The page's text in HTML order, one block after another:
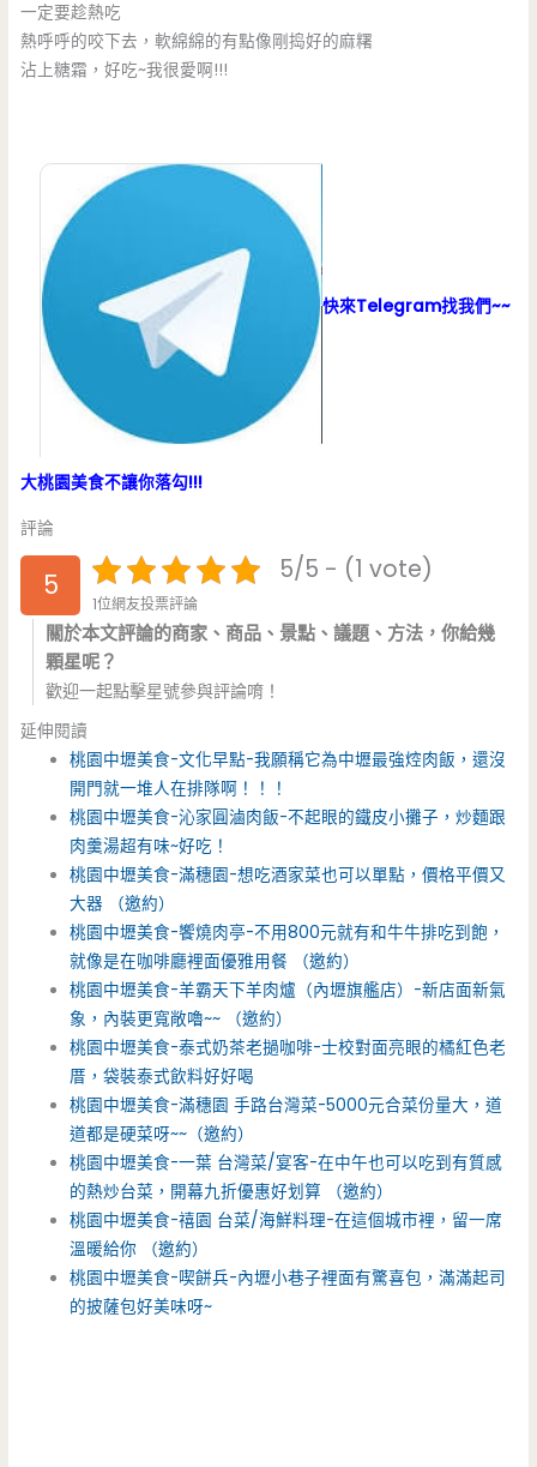
一定要趁熱吃
熱呼呼的咬下去，軟綿綿的有點像剛捣好的麻糬
沾上糖霜，好吃~我很愛啊!!!
快來Telegram找我們~~
大桃園美食不讓你落勾!!!
評論
5 5/5 - (1 vote)
1位網友投票評論
關於本文評論的商家、商品、景點、議題、方法，你給幾
顆星呢？
歡迎一起點擊星號參與評論唷！
延伸閱讀
桃園中壢美食-文化早點-我願稱它為中壢最強焢肉飯，還沒
開門就一堆人在排隊啊！！！
桃園中壢美食-沁家圓滷肉飯-不起眼的鐵皮小攤子，炒麵跟
肉羹湯超有味~好吃！
桃園中壢美食-滿穗園-想吃酒家菜也可以單點，價格平價又
大器 （邀約）
桃園中壢美食-饗燒肉亭-不用800元就有和牛牛排吃到飽，
就像是在咖啡廳裡面優雅用餐 （邀約）
桃園中壢美食-羊霸天下羊肉爐（內壢旗艦店）-新店面新氣
象，內裝更寬敞嚕~~ （邀約）
桃園中壢美食-泰式奶茶老撾咖啡-士校對面亮眼的橘紅色老
厝，袋裝泰式飲料好好喝
桃園中壢美食-滿穗園 手路台灣菜-5000元合菜份量大，道
道都是硬菜呀~~（邀約）
桃園中壢美食-一葉 台灣菜/宴客-在中午也可以吃到有質感
的熱炒台菜，開幕九折優惠好划算 （邀約）
桃園中壢美食-禧園 台菜/海鮮料理-在這個城市裡，留一席
溫暖給你 （邀約）
桃園中壢美食-喫餅兵-內壢小巷子裡面有驚喜包，滿滿起司
的披薩包好美味呀~